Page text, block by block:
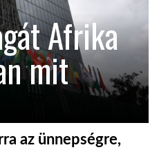
Afrika
mit
az ünnepségre,